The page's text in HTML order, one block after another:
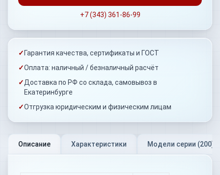
+7 (343) 361-86-99
✓ Гарантия качества, сертификаты и ГОСТ
✓Оплата: наличный / безналичный расчёт
✓Доставка по РФ со склада, самовывоз в
Екатеринбурге
✓Отгрузка юридическим и физическим лицам
Описание Характеристики Модели серии (200)